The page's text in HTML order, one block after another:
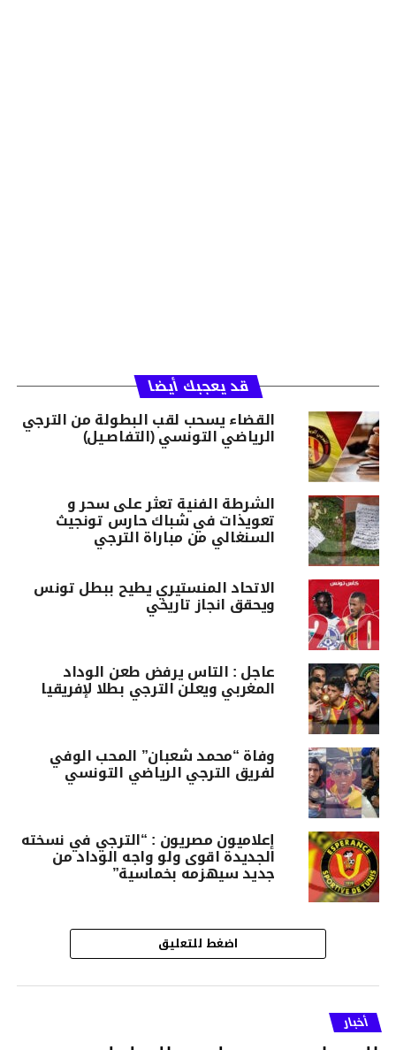
قد يعجبك أيضا
القضاء يسحب لقب البطولة من الترجي
الرياضي التونسي (التفاصـيل)
الشرطة الفنية تعثر على سحر و
تعويذات في شباك حارس تونجيث
السنغالي من مباراة الترجي
الاتحاد المنستيري يطيح ببطل تونس
ويحقق انجاز تاريخي
عاجل : التاس يرفض طعن الوداد
المغربي ويعلن الترجي بطلا لإفريقيا
وفاة “محمد شعبان” المحب الوفي
لفريق الترجي الرياضي التونسي
إعلاميون مصريون : “الترجي في نسخته
الجديدة اقوى ولو واجه الوداد من
جديد سيهزمه بخماسية”
اضغط للتعليق
أخبار